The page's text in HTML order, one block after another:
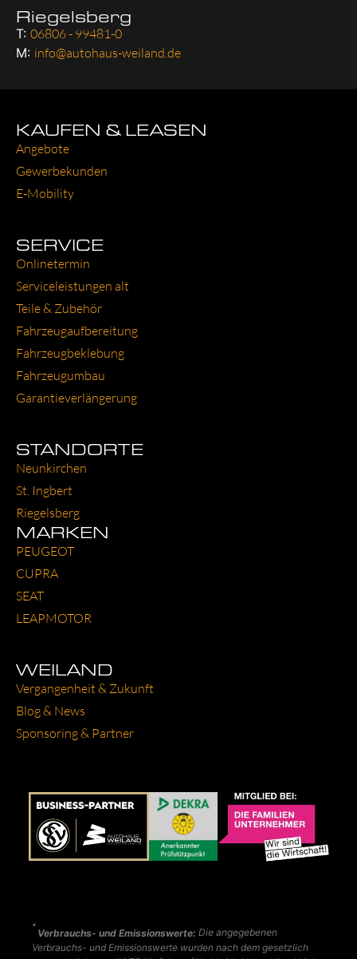
Riegelsberg
T: 06806 - 99481-0
M: info@autohaus-weiland.de
KAUFEN & LEASEN
Ange­bo­te
Gewer­be­kun­den
E‑Mobility
SERVICE
Online­ter­min
Ser­vice­leis­tun­gen alt
Tei­le & Zube­hör
Fahr­zeug­auf­be­rei­tung
Fahr­zeug­be­kle­bung
Fahr­zeug­um­bau
Garantie­verlängerung
STANDORTE
Neun­kir­chen
St. Ing­bert
Rie­gels­berg
MARKEN
PEU­GEOT
CUP­RA
SEAT
LEAP­MO­TOR
WEILAND
Ver­gan­gen­heit & Zukunft
Blog & News
Spon­so­ring & Part­ner
*
Verbrauchs- und Emissionswerte: Die angegebenen
Verbrauchs- und Emissionswerte wurden nach dem gesetzlich